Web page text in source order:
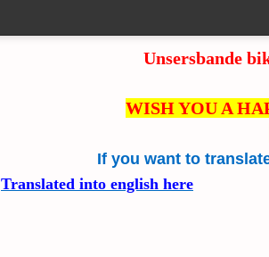
Unsersbande
WISH YOU A
If you want to
Translated into english here